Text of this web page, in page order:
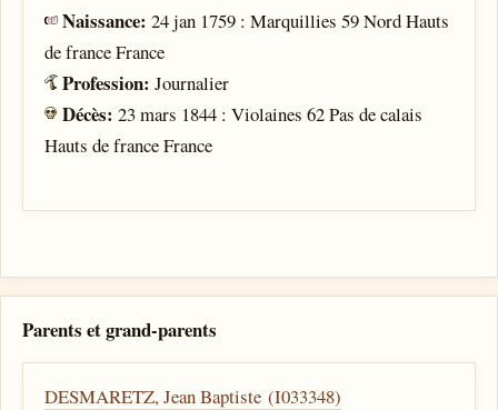
Naissance:24 jan 1759 : Marquillies 59 Nord Hauts
de france France
Profession:Journalier
Décès:23 mars 1844 : Violaines 62 Pas de calais
Hauts de france France
Parents et grand-parents
DESMARETZ, Jean Baptiste (I033348)